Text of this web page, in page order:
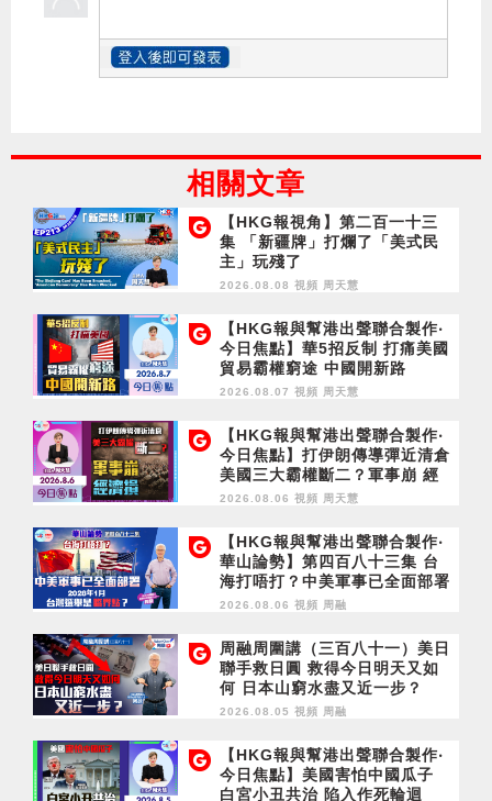
相關文章
【HKG報視角】第二百一十三
集 「新疆牌」打爛了「美式民
主」玩殘了
2026.08.08 視頻 周天慧
【HKG報與幫港出聲聯合製作‧
今日焦點】華5招反制 打痛美國
貿易霸權窮途 中國開新路
2026.08.07 視頻 周天慧
【HKG報與幫港出聲聯合製作‧
今日焦點】打伊朗傳導彈近清倉
美國三大霸權斷二？軍事崩 經
濟損
2026.08.06 視頻 周天慧
【HKG報與幫港出聲聯合製作‧
華山論勢】第四百八十三集 台
海打唔打？中美軍事已全面部署
2028年1月台灣選舉是臨界點？
2026.08.06 視頻 周融
周融周圍講（三百八十一）美日
聯手救日圓 救得今日明天又如
何 日本山窮水盡又近一步？
2026.08.05 視頻 周融
【HKG報與幫港出聲聯合製作‧
今日焦點】美國害怕中國瓜子
白宮小丑共治 陷入作死輪迴